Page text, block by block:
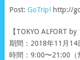
Post: GoTrip!http://
【TOKYO ALFORT
期間：2018年11月14
時間：9:00〜21:00（